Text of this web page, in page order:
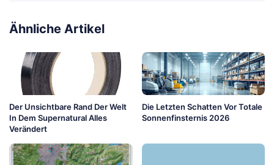
Ähnliche Artikel
Der Unsichtbare Rand Der Welt
In Dem Supernatural Alles
Verändert
Die Letzten Schatten Vor Totale
Sonnenfinsternis 2026